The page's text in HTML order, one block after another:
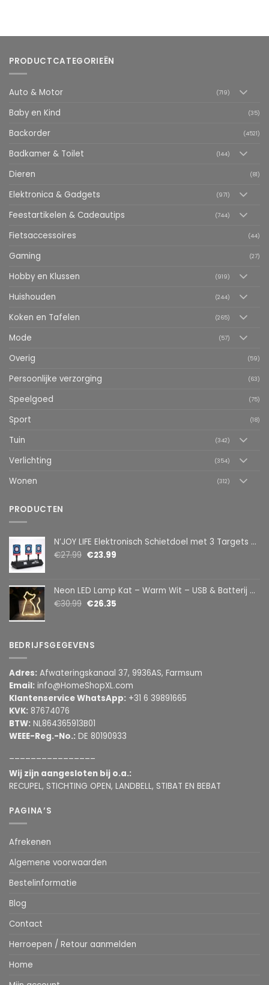
PRODUCTCATEGORIEËN
Auto & Motor (719)
Baby en Kind (35)
Backorder (4521)
Badkamer & Toilet (144)
Dieren (81)
Elektronica & Gadgets (971)
Feestartikelen & Cadeautips (744)
Fietsaccessoires (44)
Gaming (27)
Hobby en Klussen (919)
Huishouden (244)
Koken en Tafelen (265)
Mode (57)
Overig (59)
Persoonlijke verzorging (63)
Speelgoed (75)
Sport (18)
Tuin (342)
Verlichting (354)
Wonen (312)
PRODUCTEN
N’JOY LIFE Elektronisch Schietdoel met 3 Targets – Automatische Reset – Digitaal Scorebord – voor Foam Darts
€27.99 €23.99
Neon LED Lamp Kat – Warm Wit – USB & Batterij – Decoratieve Tafellamp voor Kinderkamer – 28,5 x 24,5 cm
€30.99 €26.35
BEDRIJFSGEGEVENS
Adres: Afwateringskanaal 37, 9936AS, Farmsum
Email: info@HomeShopXL.com
Klantenservice WhatsApp: +31 6 39891665
KVK: 87674076
BTW: NL864365913B01
WEEE-Reg.-No.: DE 80190933
Wij zijn aangesloten bij o.a.:
RECUPEL, STICHTING OPEN, LANDBELL, STIBAT EN BEBAT
PAGINA’S
Afrekenen
Algemene voorwaarden
Bestelinformatie
Blog
Contact
Herroepen / Retour aanmelden
Home